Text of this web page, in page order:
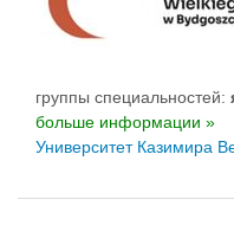
группы специальностей:
больше информации »
Университет Казимира